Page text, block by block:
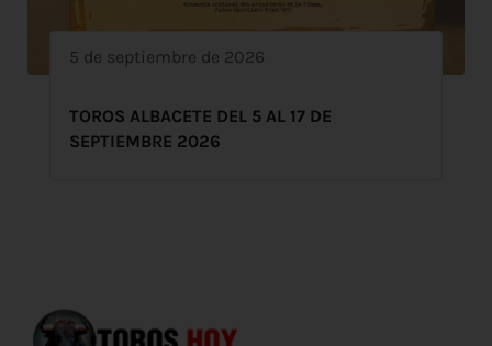
5 de septiembre de 2026
TOROS ALBACETE DEL 5 AL 17 DE
SEPTIEMBRE 2026